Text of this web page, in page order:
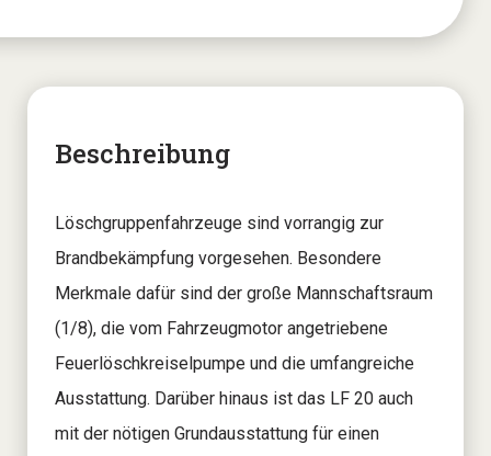
Beschreibung
Löschgruppenfahrzeuge sind vorrangig zur
Brandbekämpfung vorgesehen. Besondere
Merkmale dafür sind der große Mannschaftsraum
(1/8), die vom Fahrzeugmotor angetriebene
Feuerlöschkreiselpumpe und die umfangreiche
Ausstattung. Darüber hinaus ist das LF 20 auch
mit der nötigen Grundausstattung für einen